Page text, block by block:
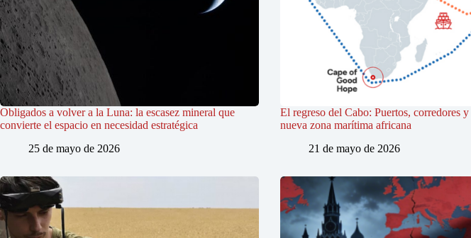
Obligados a volver a la Luna: la escasez mineral que
convierte el espacio en necesidad estratégica
25 de mayo de 2026
El regreso del Cabo: Puertos, corredores
nueva zona marítima africana
21 de mayo de 2026